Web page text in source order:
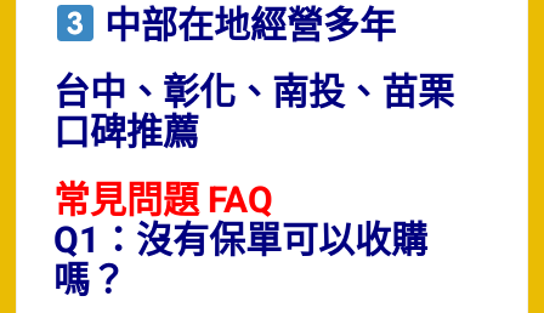
中部在地經營多年
台中、彰化、南投、苗栗
口碑推薦
常見問題 FAQ
Q1：沒有保單可以收購
嗎？